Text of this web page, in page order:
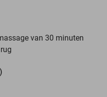
van 30 minuten